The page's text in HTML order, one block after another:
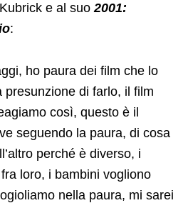
e al suo 2001:
:
ho paura dei film che lo
presunzione di farlo, il film
così, questo è il
seguendo la paura, di cosa
perché è diverso, i
loro, i bambini vogliono
nella paura, mi sarei